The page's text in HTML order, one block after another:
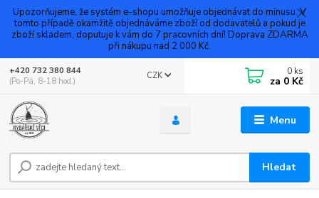
Upozorňujeme, že systém e-shopu umožňuje objednávat do mínusu. V
tomto případě okamžitě objednáváme zboží od dodavatelů a pokud je
zboží skladem, doputuje k vám do 7 pracovních dní! Doprava ZDARMA
při nákupu nad 2 000 Kč.
Menu
CZK
Hledat
+420 732 380 844
(Po-Pá, 8-18 hod.)
0 ks
za 0 Kč